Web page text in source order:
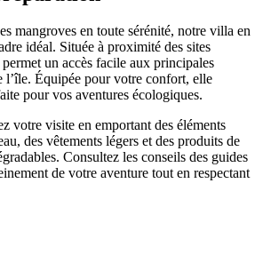
mangroves en toute sérénité, notre villa en
idéal. Située à proximité des sites
un accès facile aux principales
l’île. Équipée pour votre confort, elle
pour vos aventures écologiques.
votre visite en emportant des éléments
des vêtements légers et des produits de
Consultez les conseils des guides
de votre aventure tout en respectant